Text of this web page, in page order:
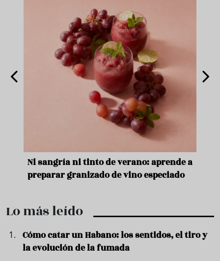
Ni sangría ni tinto de verano: aprende a
preparar granizado de vino especiado
Lo más leído
Cómo catar un Habano: los sentidos, el tiro y
la evolución de la fumada